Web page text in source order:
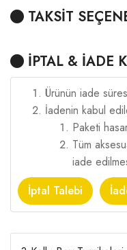
TAKSİT
İPTAL & İADE
Ürünün iade
İadenin kabul
Paketi
Tüm
iade
İptal Talebi